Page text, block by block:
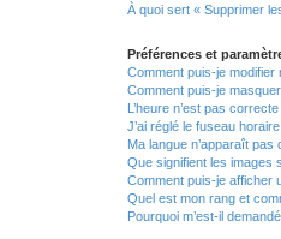
À quoi sert « Supprimer
Préférences et
Comment puis-je modifier
Comment puis-je
L’heure n’est pas correcte
J’ai réglé le fuseau
Ma langue n’apparaît pas
Que signifient les images
Comment puis-je afficher
Quel est mon rang et
Pourquoi m’est-il